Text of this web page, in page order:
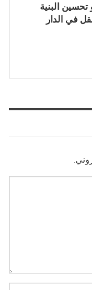
البنية
في الدار